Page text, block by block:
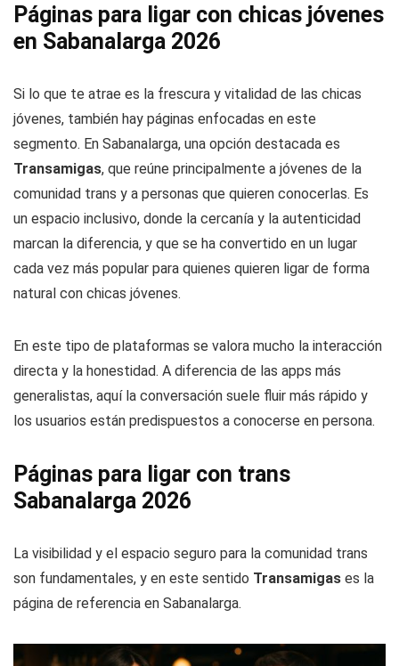
Páginas para ligar con chicas jóvenes
en Sabanalarga 2026
Si lo que te atrae es la frescura y vitalidad de las chicas
jóvenes, también hay páginas enfocadas en este
segmento. En Sabanalarga, una opción destacada es
Transamigas, que reúne principalmente a jóvenes de la
comunidad trans y a personas que quieren conocerlas. Es
un espacio inclusivo, donde la cercanía y la autenticidad
marcan la diferencia, y que se ha convertido en un lugar
cada vez más popular para quienes quieren ligar de forma
natural con chicas jóvenes.
En este tipo de plataformas se valora mucho la interacción
directa y la honestidad. A diferencia de las apps más
generalistas, aquí la conversación suele fluir más rápido y
los usuarios están predispuestos a conocerse en persona.
Páginas para ligar con trans
Sabanalarga 2026
La visibilidad y el espacio seguro para la comunidad trans
son fundamentales, y en este sentido Transamigas es la
página de referencia en Sabanalarga.